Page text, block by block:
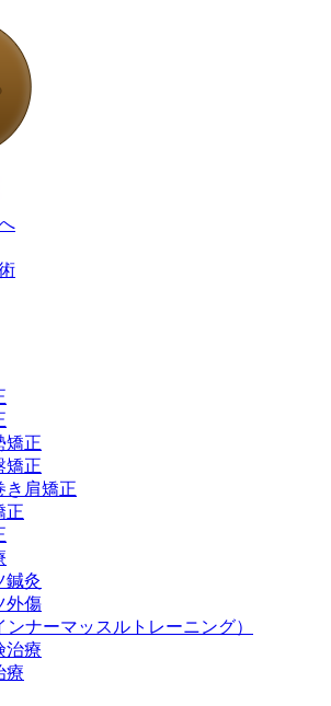
矯正
矯正
き肩矯正
正
鍼灸
外傷
ンナーマッスルトレーニング）
治療
療